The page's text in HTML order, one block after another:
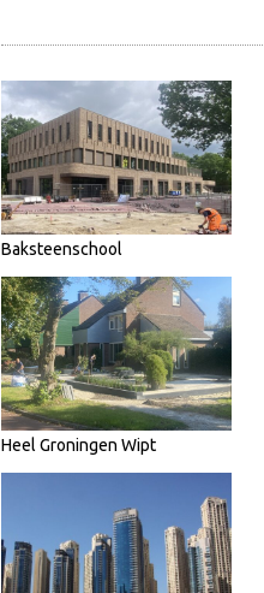
Baksteenschool
Heel Groningen Wipt